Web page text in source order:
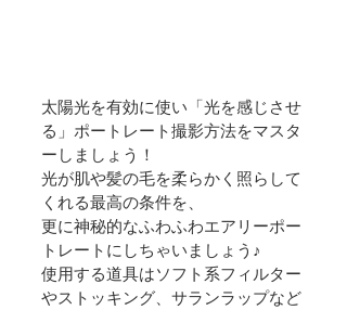
太陽光を有効に使い「光を感じさせ
る」ポートレート撮影方法をマスタ
ーしましょう！
光が肌や髪の毛を柔らかく照らして
くれる最高の条件を、
更に神秘的なふわふわエアリーポー
トレートにしちゃいましょう♪
使用する道具はソフト系フィルター
やストッキング、サランラップなど